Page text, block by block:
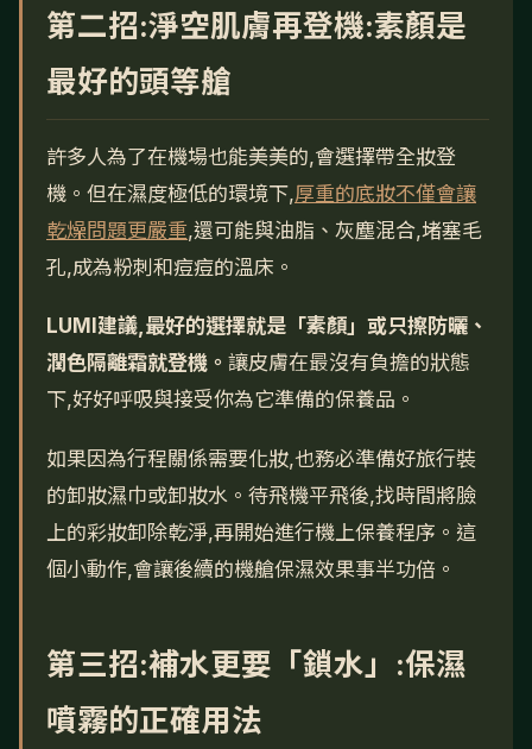
第二招:淨空肌膚再登機:素顏是
最好的頭等艙
許多人為了在機場也能美美的,會選擇帶全妝登
機。但在濕度極低的環境下,厚重的底妝不僅會讓
乾燥問題更嚴重,還可能與油脂、灰塵混合,堵塞毛
孔,成為粉刺和痘痘的溫床。
LUMI建議,最好的選擇就是「素顏」或只擦防曬、
潤色隔離霜就登機。 讓皮膚在最沒有負擔的狀態
下,好好呼吸與接受你為它準備的保養品。
如果因為行程關係需要化妝,也務必準備好旅行裝
的卸妝濕巾或卸妝水。待飛機平飛後,找時間將臉
上的彩妝卸除乾淨,再開始進行機上保養程序。這
個小動作,會讓後續的機艙保濕效果事半功倍。
第三招:補水更要「鎖水」:保濕
噴霧的正確用法